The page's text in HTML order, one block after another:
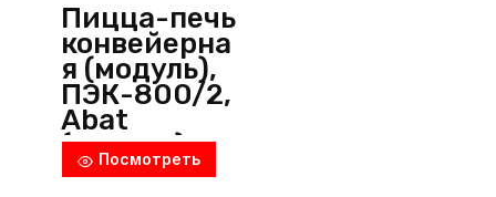
Пицца-печь
конвейерна
я (модуль),
ПЭК-800/2,
Abat
(Россия)
Посмотреть